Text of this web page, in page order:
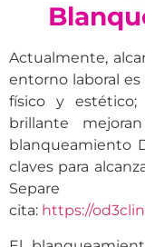
Actualmente,
entorno laboral
físico y estético;
brillante
blanqueamiento
claves para
cita: https://